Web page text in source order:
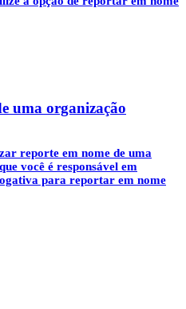
uma organização
reporte em nome de uma
você é responsável em
para reportar em nome